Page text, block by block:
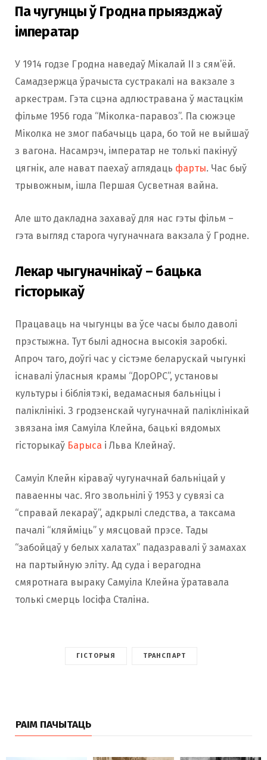
Па чугунцы ў Гродна прыязджаў
імператар
У 1914 годзе Гродна наведаў Мікалай ІІ з сям’ёй.
Самадзержца ўрачыста сустракалі на вакзале з
аркестрам. Гэта сцэна адлюстравана ў мастацкім
фільме 1956 года “Міколка-паравоз”. Па сюжэце
Міколка не змог пабачыць цара, бо той не выйшаў
з вагона. Насамрэч, імператар не толькі пакінуў
цягнік, але нават паехаў аглядаць фарты. Час быў
трывожным, ішла Першая Сусветная вайна.
Але што дакладна захаваў для нас гэты фільм –
гэта выгляд старога чугуначнага вакзала ў Гродне.
Лекар чыгуначнікаў – бацька
гісторыкаў
Працаваць на чыгунцы ва ўсе часы было даволі
прэстыжна. Тут былі адносна высокія заробкі.
Апроч таго, доўгі час у сістэме беларускай чыгункі
існавалі ўласныя крамы “ДорОРС”, установы
культуры і бібліятэкі, ведамасныя бальніцы і
паліклінікі. З гродзенскай чугуначнай паліклінікай
звязана імя Самуіла Клейна, бацькі вядомых
гісторыкаў Барыса і Льва Клейнаў.
Самуіл Клейн кіраваў чугуначнай бальніцай у
паваенны час. Яго звольнілі ў 1953 у сувязі са
“справай лекараў”, адкрылі следства, а таксама
пачалі “кляйміць” у мясцовай прэсе. Тады
“забойцаў у белых халатах” падазравалі ў замахах
на партыйную эліту. Ад суда і верагодна
смяротнага выраку Самуіла Клейна ўратавала
толькі смерць Іосіфа Сталіна.
ГІСТОРЫЯ ТРАНСПАРТ
РАІМ ПАЧЫТАЦЬ